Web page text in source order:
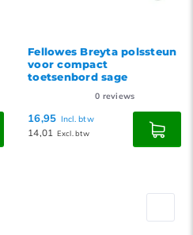
Fellowes Breyta polssteun
voor compact
toetsenbord sage
0 reviews
16,95 Incl. btw
14,01 Excl. btw